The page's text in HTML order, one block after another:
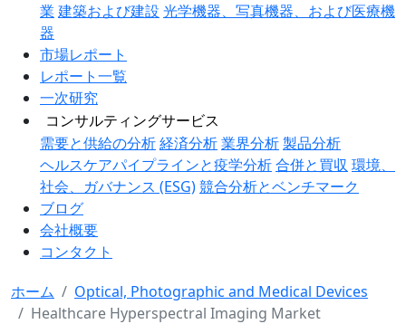
業 建築および建設 光学機器、写真機器、および医療機
器
市場レポート
レポート一覧
一次研究
コンサルティングサービス
需要と供給の分析経済分析業界分析製品分析
ヘルスケアパイプラインと疫学分析合併と買収 環境、
社会、ガバナンス (ESG)競合分析とベンチマーク
ブログ
会社概要
コンタクト
ホーム
Optical, Photographic and Medical Devices
Healthcare Hyperspectral Imaging Market